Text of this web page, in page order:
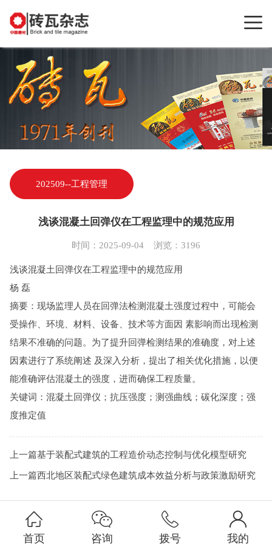
202509--工程管理
​浅谈混凝土回弹仪在工程监理中的规范应用
时间：2025-09-04 浏览：3196
浅谈混凝土回弹仪在工程监理中的规范应用
杨 磊
摘要：现场监理人员在回弹法检测混凝土强度过程中，可能会
受操作、环境、材料、设备、技术等方面因 素影响而出现检测
结果不准确的问题。为了提升回弹检测结果的准确度，对上述
因素进行了系统阐述 及深入分析，提出了相关优化措施，以便
能准确评估混凝土的强度，进而确保工程质量。
关键词：混凝土回弹仪；抗压强度；测强曲线；碳化深度；强
度推定值
上一篇​基于装配式建筑的工程造价动态控制与优化模型研究
上一篇​西北地区装配式绿色建筑成本效益分析与政策激励研究
首页 咨询 拨号 我的